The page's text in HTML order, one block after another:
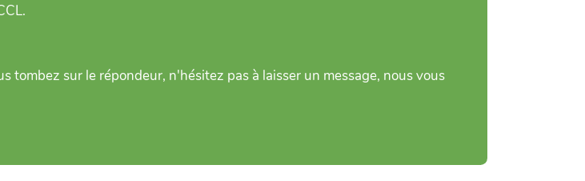
tombez sur le répondeur, n'hésitez pas à laisser un message, nous vous